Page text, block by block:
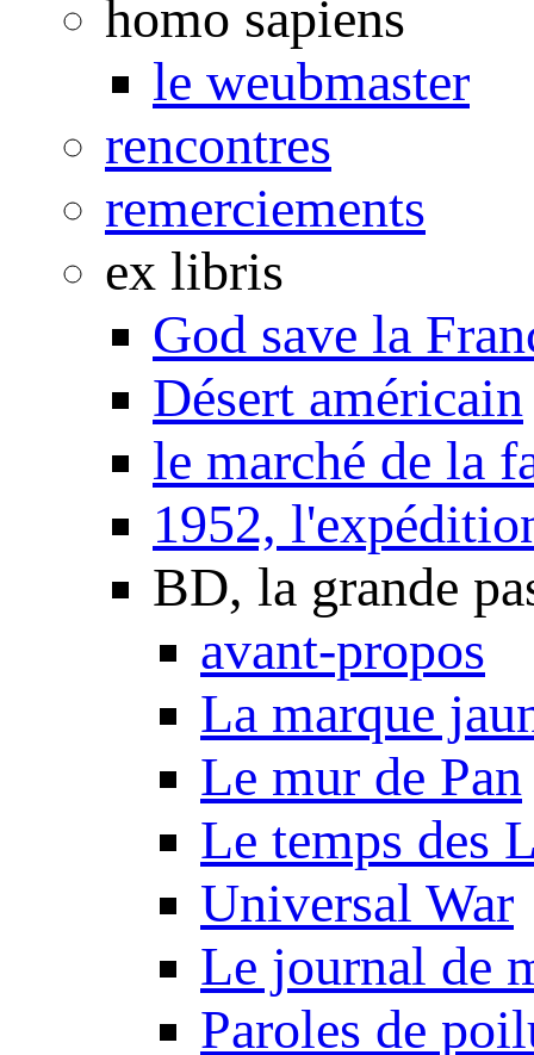
homo sapiens
le weubmaster
rencontres
remerciements
ex libris
God save la
Désert américain
le marché de la
1952,
BD, la grande
avant-propos
La marque
Le mur de Pan
Le temps des
Universal War
Le journal de
Paroles de